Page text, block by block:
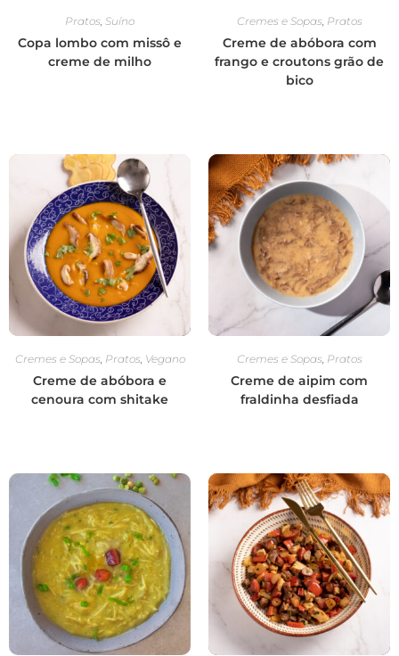
Pratos Suíno
Copa lombo com missô e
creme de milho
Cremes e Sopas Pratos
Creme de abóbora com
frango e croutons grão de
bico
Cremes e Sopas Pratos Vegano
Creme de abóbora e
cenoura com shitake
Cremes e Sopas Pratos
Creme de aipim com
fraldinha desfiada